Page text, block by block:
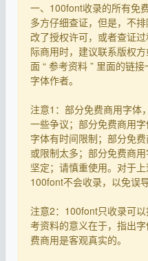
一、100font收录的所有免
多方仔细查证，但是，不
改了授权许可，或者查证
际商用时，建议联系版权
面 “ 参考资料 ” 里面的链
字体作者。
注意1：部分免费商用字体
一些争议；部分免费商用
字体有时间限制；部分免
或限制太多；部分免费商
坚定；请慎重使用。对于
100font不会收录，以免误导
注意2：100font只收录可
考资料的意义在于，指出
费商用是客观真实的。